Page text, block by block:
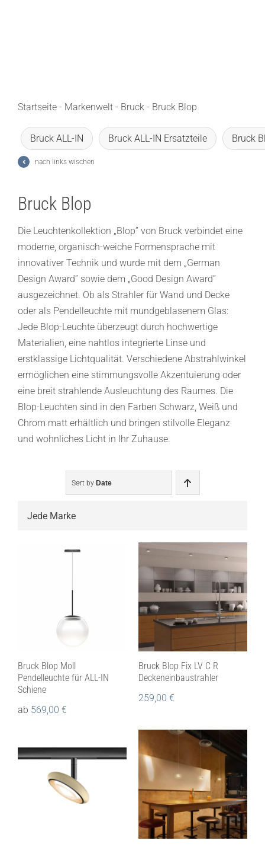
Ratgeber
Sale
Startseite- Markenwelt- Bruck- Bruck Blop
Bruck ALL-IN Bruck ALL-IN Ersatzteile Bruck
nach links wischen
Bruck Blop
Die Leuchtenkollektion „Blop” von Bruck verbindet eine
moderne, organisch-weiche Formensprache mit
innovativer Technik und wurde mit dem „German
Design Award” sowie dem „Good Design Award”
ausgezeichnet. Ob als Strahler für Wand und Decke
oder als Pendelleuchte mit mundgeblasenem Glas:
Jede Blop-Leuchte überzeugt durch hochwertige
Materialien, eine nahtlos integrierte Linse und
erstklassige Lichtqualität. Verschiedene Abstrahlwinkel
ermöglichen eine stimmungsvolle Akzentuierung oder
eine breit strahlende Ausleuchtung des Raumes. Die
Blop-Leuchten sind in den Farben Schwarz, Weiß und
Chrom matt erhältlich und bringen stilvolle Eleganz
und wohnliches Licht in Ihr Zuhause.
Sort by Date
Bruck Blop Moll
Pendelleuchte für ALL-IN
Schiene
ab 569,00 €
Bruck Blop Fix LV C R
Deckeneinbaustrahler
259,00 €